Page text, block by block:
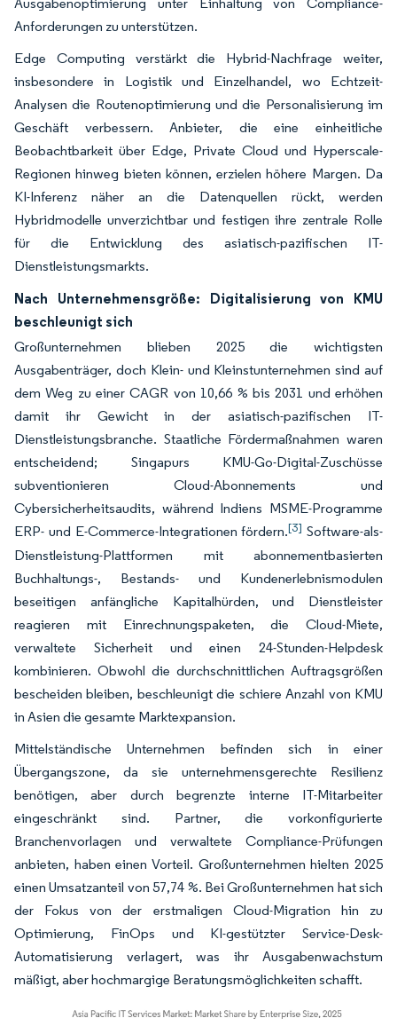
Anforderungen zu unterstützen.
Edge Computing verstärkt die Hybrid-Nachfrage weiter,
insbesondere in Logistik und Einzelhandel, wo Echtzeit-
Analysen die Routenoptimierung und die Personalisierung im
Geschäft verbessern. Anbieter, die eine einheitliche
Beobachtbarkeit über Edge, Private Cloud und Hyperscale-
Regionen hinweg bieten können, erzielen höhere Margen. Da
KI-Inferenz näher an die Datenquellen rückt, werden
Hybridmodelle unverzichtbar und festigen ihre zentrale Rolle
für die Entwicklung des asiatisch-pazifischen IT-
Dienstleistungsmarkts.
Nach Unternehmensgröße: Digitalisierung von KMU
beschleunigt sich
Großunternehmen blieben 2025 die wichtigsten
Ausgabenträger, doch Klein- und Kleinstunternehmen sind auf
dem Weg zu einer CAGR von 10,66 % bis 2031 und erhöhen
damit ihr Gewicht in der asiatisch-pazifischen IT-
Dienstleistungsbranche. Staatliche Fördermaßnahmen waren
entscheidend; Singapurs KMU-Go-Digital-Zuschüsse
subventionieren Cloud-Abonnements und
Cybersicherheitsaudits, während Indiens MSME-Programme
ERP- und E-Commerce-Integrationen fördern.[3] Software-als-
Dienstleistung-Plattformen mit abonnementbasierten
Buchhaltungs-, Bestands- und Kundenerlebnismodulen
beseitigen anfängliche Kapitalhürden, und Dienstleister
reagieren mit Einrechnungspaketen, die Cloud-Miete,
verwaltete Sicherheit und einen 24-Stunden-Helpdesk
kombinieren. Obwohl die durchschnittlichen Auftragsgrößen
bescheiden bleiben, beschleunigt die schiere Anzahl von KMU
in Asien die gesamte Marktexpansion.
Mittelständische Unternehmen befinden sich in einer
Übergangszone, da sie unternehmensgerechte Resilienz
benötigen, aber durch begrenzte interne IT-Mitarbeiter
eingeschränkt sind. Partner, die vorkonfigurierte
Branchenvorlagen und verwaltete Compliance-Prüfungen
anbieten, haben einen Vorteil. Großunternehmen hielten 2025
einen Umsatzanteil von 57,74 %. Bei Großunternehmen hat sich
der Fokus von der erstmaligen Cloud-Migration hin zu
Optimierung, FinOps und KI-gestützter Service-Desk-
Automatisierung verlagert, was ihr Ausgabenwachstum
mäßigt, aber hochmargige Beratungsmöglichkeiten schafft.